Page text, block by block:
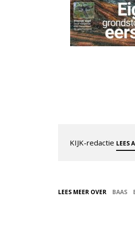
KIJK-redactie LEES
LEES MEER OVER BAAS